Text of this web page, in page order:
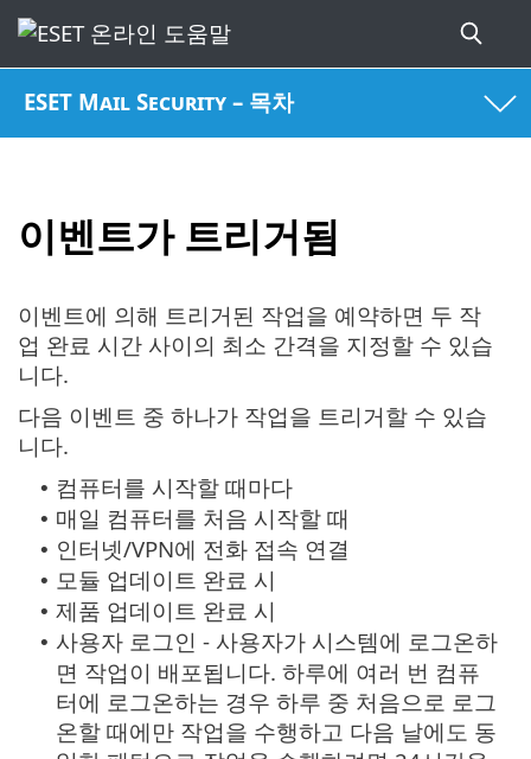
ESET Mail Security – 목차
이벤트가 트리거됨
이벤트에 의해 트리거된 작업을 예약하면 두 작
업 완료 시간 사이의 최소 간격을 지정할 수 있습
니다.
다음 이벤트 중 하나가 작업을 트리거할 수 있습
니다.
• 컴퓨터를 시작할 때마다
• 매일 컴퓨터를 처음 시작할 때
• 인터넷/VPN에 전화 접속 연결
• 모듈 업데이트 완료 시
• 제품 업데이트 완료 시
• 사용자 로그인 - 사용자가 시스템에 로그온하
면 작업이 배포됩니다. 하루에 여러 번 컴퓨
터에 로그온하는 경우 하루 중 처음으로 로그
온할 때에만 작업을 수행하고 다음 날에도 동